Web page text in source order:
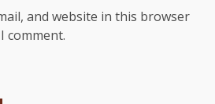
and website in this browser
comment.